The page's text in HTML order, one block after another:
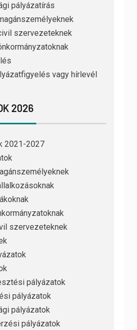
pályázatírás
szervezeteknek
vagy hírlevél
2026
2021-2027
szervezeteknek
pályázatok
pályázatok
pályázatok
pályázatok